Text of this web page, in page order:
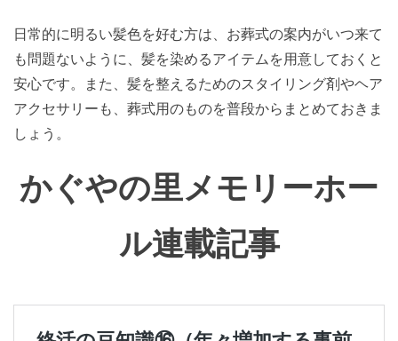
日常的に明るい髪色を好む方は、お葬式の案内がいつ来て
も問題ないように、髪を染めるアイテムを用意しておくと
安心です。また、髪を整えるためのスタイリング剤やヘア
アクセサリーも、葬式用のものを普段からまとめておきま
しょう。
かぐやの里メモリーホー
ル連載記事